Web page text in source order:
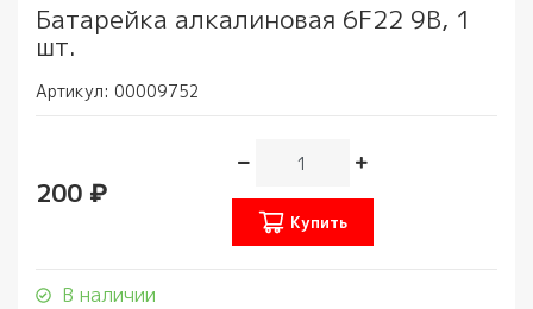
Батарейка алкалиновая 6F22 9В, 1
шт.
Артикул: 00009752
200 ₽
Купить
В наличии